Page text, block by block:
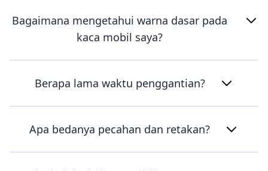
Bagaimana mengetahui warna dasar pada
kaca mobil saya?
Berapa lama waktu penggantian?
Apa bedanya pecahan dan retakan?